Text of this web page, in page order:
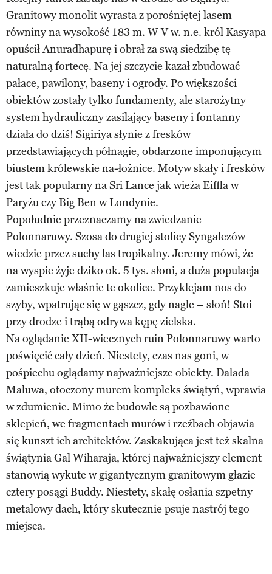
Granitowy monolit wyrasta z porośniętej lasem
równiny na wysokość 183 m. W V w. n.e. król Kasyapa
opuścił Anuradhapurę i obrał za swą siedzibę tę
naturalną fortecę. Na jej szczycie kazał zbudować
pałace, pawilony, baseny i ogrody. Po większości
obiektów zostały tylko fundamenty, ale starożytny
system hydrauliczny zasilający baseny i fontanny
działa do dziś! Sigiriya słynie z fresków
przedstawiających półnagie, obdarzone imponującym
biustem królewskie na-łożnice. Motyw skały i fresków
jest tak popularny na Sri Lance jak wieża Eiffla w
Paryżu czy Big Ben w Londynie.
Popołudnie przeznaczamy na zwiedzanie
Polonnaruwy. Szosa do drugiej stolicy Syngalezów
wiedzie przez suchy las tropikalny. Jeremy mówi, że
na wyspie żyje dziko ok. 5 tys. słoni, a duża populacja
zamieszkuje właśnie te okolice. Przyklejam nos do
szyby, wpatrując się w gąszcz, gdy nagle – słoń! Stoi
przy drodze i trąbą odrywa kępę zielska.
Na oglądanie XII-wiecznych ruin Polonnaruwy warto
poświęcić cały dzień. Niestety, czas nas goni, w
pośpiechu oglądamy najważniejsze obiekty. Dalada
Maluwa, otoczony murem kompleks świątyń, wprawia
w zdumienie. Mimo że budowle są pozbawione
sklepień, we fragmentach murów i rzeźbach objawia
się kunszt ich architektów. Zaskakująca jest też skalna
świątynia Gal Wiharaja, której najważniejszy element
stanowią wykute w gigantycznym granitowym głazie
cztery posągi Buddy. Niestety, skałę osłania szpetny
metalowy dach, który skutecznie psuje nastrój tego
miejsca.